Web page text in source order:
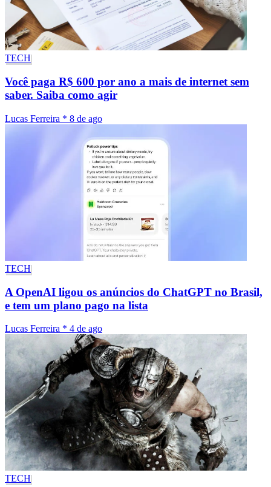
TECH
Você paga R$ 600 por ano a mais de internet sem
saber. Saiba como agir
Lucas Ferreira * 8 de ago
TECH
A OpenAI ligou os anúncios do ChatGPT no Brasil,
e tem um plano pago na lista
Lucas Ferreira * 4 de ago
TECH